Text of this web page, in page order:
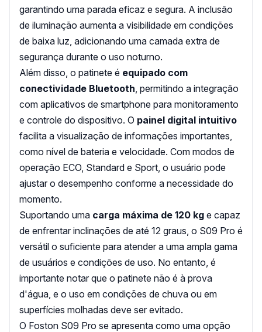
garantindo uma parada eficaz e segura. A inclusão
de iluminação aumenta a visibilidade em condições
de baixa luz, adicionando uma camada extra de
segurança durante o uso noturno.
Além disso, o patinete é equipado com
conectividade Bluetooth , permitindo a integração
com aplicativos de smartphone para monitoramento
e controle do dispositivo. O painel digital intuitivo
facilita a visualização de informações importantes,
como nível de bateria e velocidade. Com modos de
operação ECO, Standard e Sport, o usuário pode
ajustar o desempenho conforme a necessidade do
momento.
Suportando uma carga máxima de 120 kg e capaz
de enfrentar inclinações de até 12 graus, o S09 Pro é
versátil o suficiente para atender a uma ampla gama
de usuários e condições de uso. No entanto, é
importante notar que o patinete não é à prova
d'água, e o uso em condições de chuva ou em
superfícies molhadas deve ser evitado.
O Foston S09 Pro se apresenta como uma opção